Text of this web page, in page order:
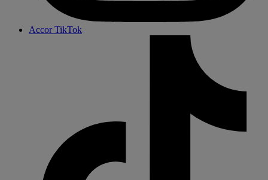
Accor TikTok